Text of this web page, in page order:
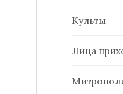
Культы
Лица